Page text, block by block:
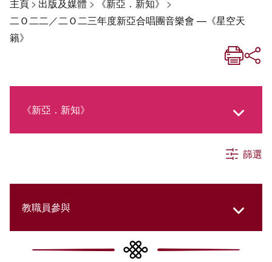
主頁> 出版及媒體 > 《新亞．新知》 >
二Ｏ二二／二Ｏ二三年度新亞合唱團音樂會 —《星空天
籟》
《新亞．新知》
社交媒體專欄
《新亞簡訊》
篩選
教職員參與
College Updates